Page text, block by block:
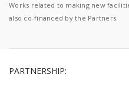
Works related to making new
also co-financed by the Partners.
PARTNERSHIP: